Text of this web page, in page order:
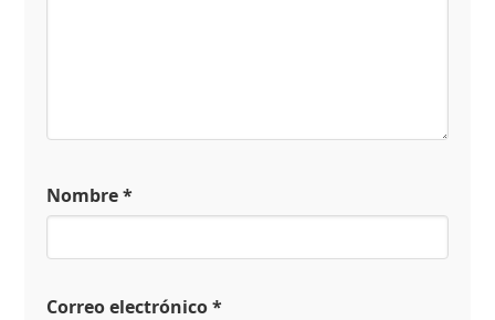
Nombre*
Correo electrónico*